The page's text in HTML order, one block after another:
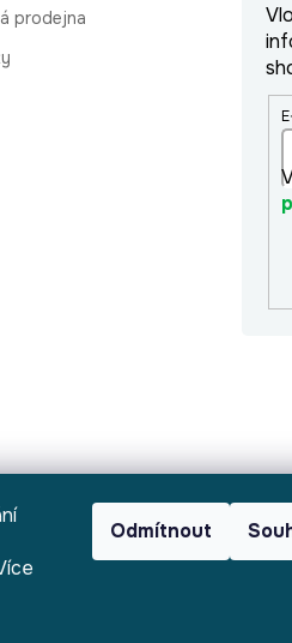
Odmítnout
prodejna